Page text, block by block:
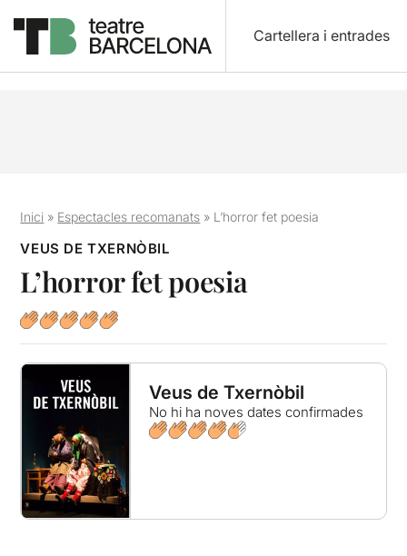
Cartellera i entrades
Inici » Espectacles recomanats » L’horror fet poesia
VEUS DE TXERNÒBIL
L’horror fet poesia
Veus de Txernòbil
No hi ha noves dates confirmades